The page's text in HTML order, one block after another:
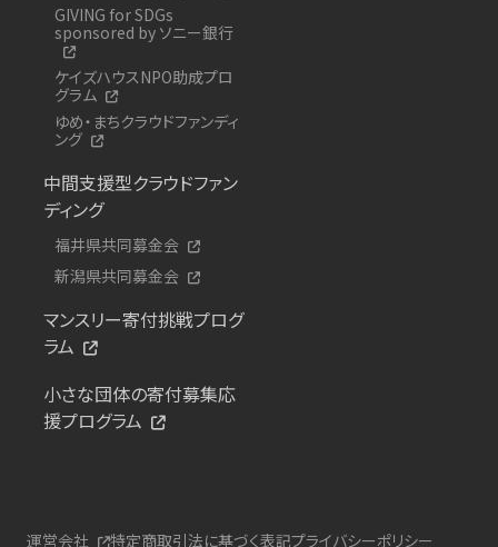
GIVING for SDGs
sponsored by ソニー銀行
ケイズハウスNPO助成プロ
グラム
ゆめ・まちクラウドファンディ
ング
中間支援型クラウドファン
ディング
福井県共同募金会
新潟県共同募金会
マンスリー寄付挑戦プログ
ラム
小さな団体の寄付募集応
援プログラム
運営会社 特定商取引法に基づく表記プライバシーポリシー